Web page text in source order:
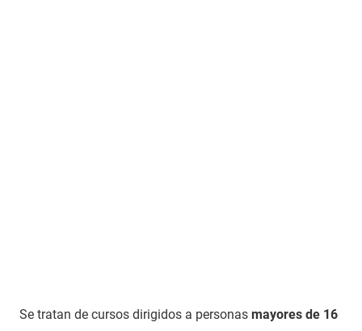
Se tratan de cursos dirigidos a personas mayores de 16